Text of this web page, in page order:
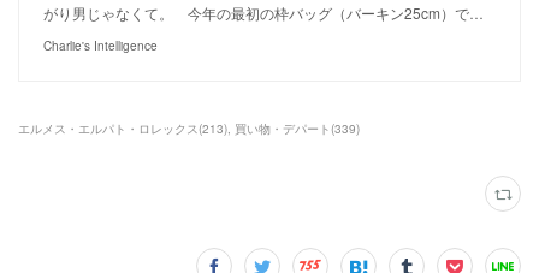
がり男じゃなくて。 今年の最初の枠バッグ（バーキン25cm）で…
Charlie's Intelligence
エルメス・エルパト・ロレックス(213) 買い物・デパート(339)